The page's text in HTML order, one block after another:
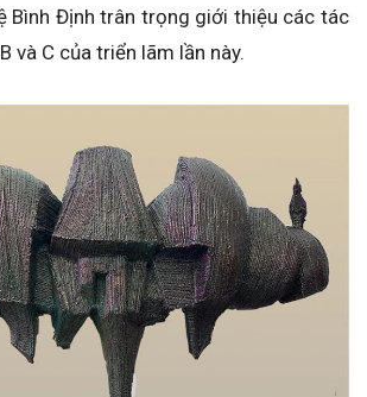
Bình Định trân trọng giới thiệu các tác
và C của triển lãm lần này.